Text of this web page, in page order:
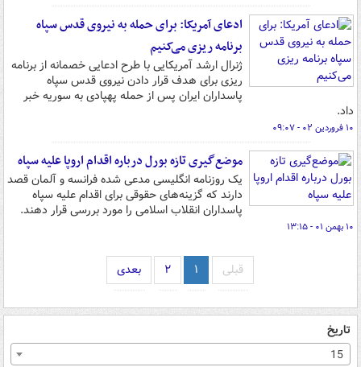
ادعای آمریکا: برای حمله به نیروی قدس سپاه
برنامه ریزی می‌کنیم
ژنرال ارشد آمریکایی با طرح ادعایی خصمانه از برنامه
ریزی برای هدف قرار دادن نیروی قدس سپاه
پاسداران ایران پس از حمله پهپادی به سوریه خبر
داد.
۱۰ فروردین ۰۲ - ۰۹:۰۷
موضع‌گیری تازه بورل درباره اقدام اروپا علیه سپاه
یک روزنامه انگلیسی مدعی شده فرانسه و آلمان قصد
دارند که گزینه‌های حقوقی برای اقدام علیه سپاه
پاسداران انقلاب اسلامی را مورد بررسی قرار دهند.
۱۰ بهمن ۰۱ - ۱۳:۱۵
قبلی ۱ ۲ بعدی
تاریخ
15